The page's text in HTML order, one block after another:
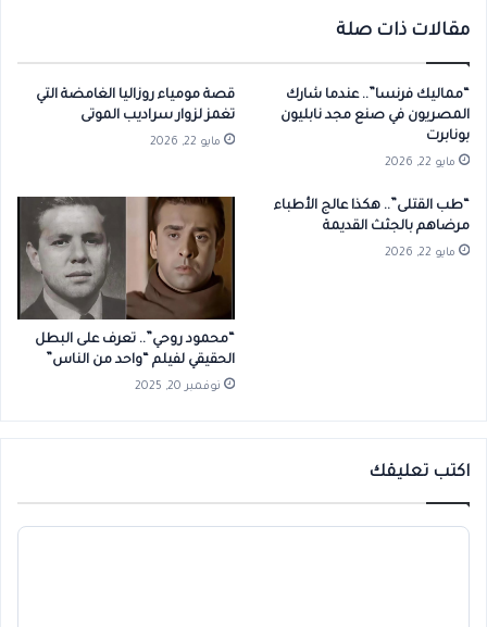
مقالات ذات صلة
“مماليك فرنسا”.. عندما شارك
المصريون في صنع مجد نابليون
بونابرت
مايو 22, 2026
قصة مومياء روزاليا الغامضة التي
تغمز لزوار سراديب الموتى
مايو 22, 2026
“طب القتلى”.. هكذا عالج الأطباء
مرضاهم بالجثث القديمة
مايو 22, 2026
“محمود روحي”.. تعرف على البطل
الحقيقي لفيلم “واحد من الناس”
نوفمبر 20, 2025
اكتب تعليقك